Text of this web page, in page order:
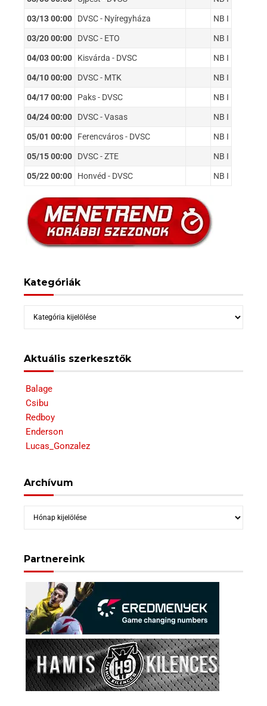
03/13 00:00 DVSC - Nyíregyháza NB I
03/20 00:00 DVSC - ETO NB I
04/03 00:00 Kisvárda - DVSC NB I
04/10 00:00 DVSC - MTK NB I
04/17 00:00 Paks - DVSC NB I
04/24 00:00 DVSC - Vasas NB I
05/01 00:00 Ferencváros - DVSC NB I
05/15 00:00 DVSC - ZTE NB I
05/22 00:00 Honvéd - DVSC NB I
Kategóriák
Kategóriák
Aktuális szerkesztők
Balage
Csibu
Redboy
Enderson
Lucas_Gonzalez
Archívum
Archívum
Partnereink